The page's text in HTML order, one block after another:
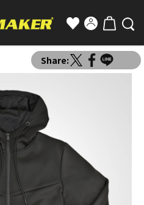
Share: